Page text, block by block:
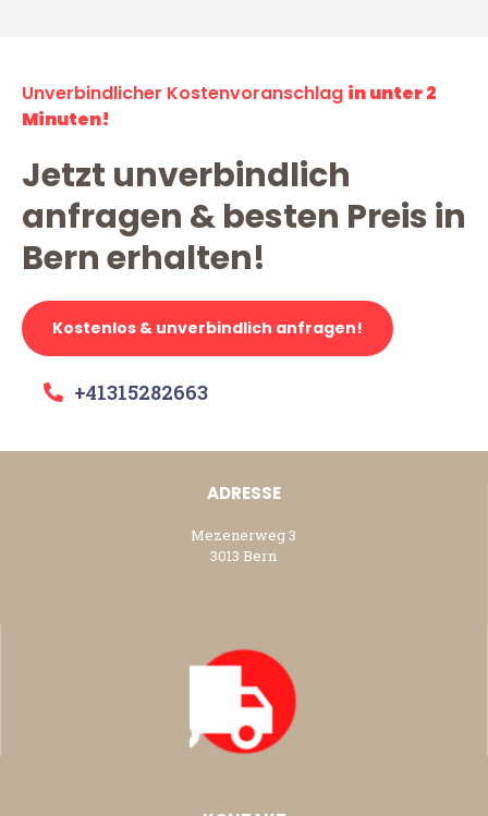
Unverbindlicher Kostenvoranschlag in unter 2
Minuten!
Jetzt unverbindlich
anfragen & besten Preis in
Bern erhalten!
Kostenlos & unverbindlich anfragen!
+41315282663
ADRESSE
Mezenerweg 3
3013 Bern